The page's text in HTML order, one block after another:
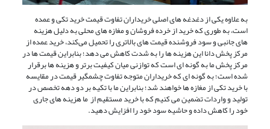
به علاوه یکی از دغدغه‌ های اصلی خریداران تفاوت قیمت خرید تکی و عمده
است، به طوری که خرید از خرده ‌فروشان و مغازه‌ های محلی به دلیل هزینه‌
های جانبی و سود فروشنده قیمت‌ های بالاتری را تحمیل می‌کند، خرید عمده از
مرکز پخش دانا این هزینه ‌ها را به شدت کاهش می ‌دهد؛ بنابراین قیمت ‌ها در
مرکز پخش ما به گونه‌ ای است که توازنی میان کیفیت برتر و هزینه‌ ها برقرار
شده است؛ به گونه‌ ای که خریداران متوجه تفاوت چشمگیر قیمت در مقایسه
با خرید تکی از مغازه‌ ها خواهند شد؛ بنابراین ما با تکیه بر دو دهه تخصص در
تولید و واردات تضمین می ‌کنیم که با خرید مستقیم از ما هزینه‌ های جاری
خود را کاهش داده و حاشیه سود خود را افزایش دهید.